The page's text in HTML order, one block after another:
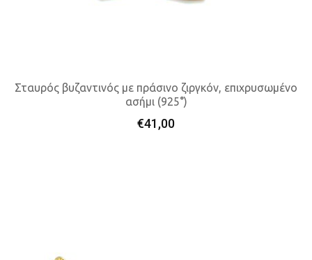
Προσθήκη Στο Καλάθι
Σταυρός βυζαντινός με πράσινο ζιργκόν, επιχρυσωμένο
ασήμι (925°)
€41,00